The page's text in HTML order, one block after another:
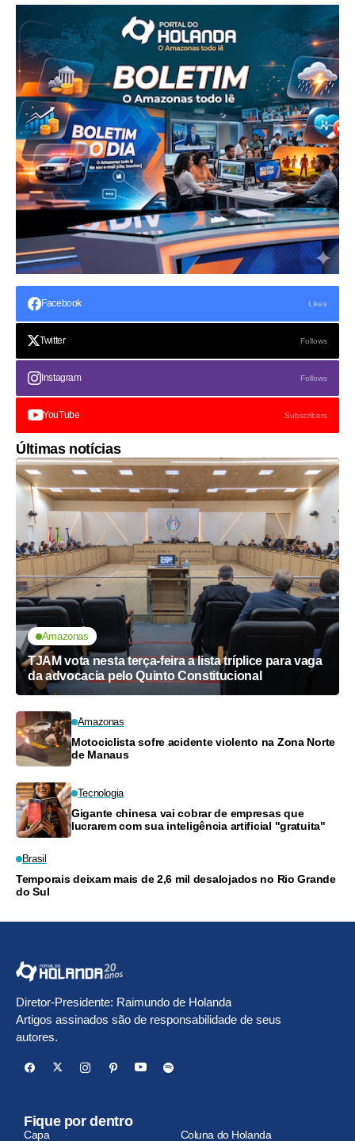
Facebook Likes
Twitter Follows
Instagram Follows
YouTube Subscribers
Últimas notícias
Amazonas
TJAM vota nesta terça-feira a lista tríplice para vaga
da advocacia pelo Quinto Constitucional
Amazonas
Motociclista sofre acidente violento na Zona Norte
de Manaus
Tecnologia
Gigante chinesa vai cobrar de empresas que
lucrarem com sua inteligência artificial "gratuita"
Brasil
Temporais deixam mais de 2,6 mil desalojados no Rio Grande
do Sul
Diretor-Presidente: Raimundo de Holanda
Artigos assinados são de responsabilidade de seus
autores.
Fique por dentro
Capa Coluna do Holanda